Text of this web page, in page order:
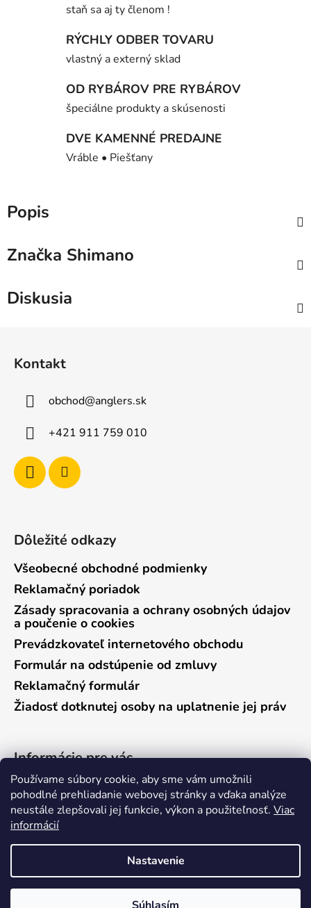
Používame súbory cookie, aby sme vám umožnili
pohodlné prehliadanie webovej stránky a vďaka analýze
neustále zlepšovali jej funkcie, výkon a použiteľnosť. Viac
informácií
Nastavenie
staň sa aj ty členom !
RÝCHLY ODBER TOVARU
vlastný a externý sklad
OD RYBÁROV PRE RYBÁROV
špeciálne produkty a skúsenosti
DVE KAMENNÉ PREDAJNE
Vráble • Piešťany
Popis
Značka Shimano
Diskusia
Kontakt
obchod@anglers.sk
+421 911 759 010
Dôležité odkazy
Všeobecné obchodné podmienky
Reklamačný poriadok
Zásady spracovania a ochrany osobných údajov
a poučenie o cookies
Prevádzkovateľ internetového obchodu
Formulár na odstúpenie od zmluvy
Reklamačný formulár
Žiadosť dotknutej osoby na uplatnenie jej práv
Informácie pre vás
Predajňa Vráble
Predajňa Pieštany
Ako nakupovať